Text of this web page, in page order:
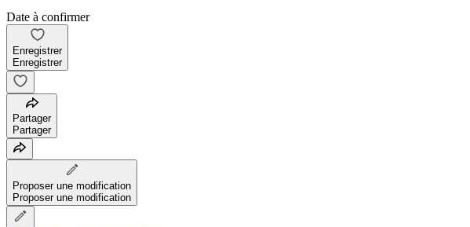
Date à confirmer
Enregistrer
Enregistrer
Partager
Partager
Proposer une modification
Proposer une modification